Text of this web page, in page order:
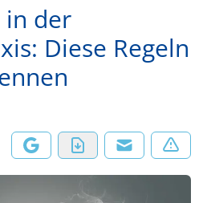
in der
Diese Regeln